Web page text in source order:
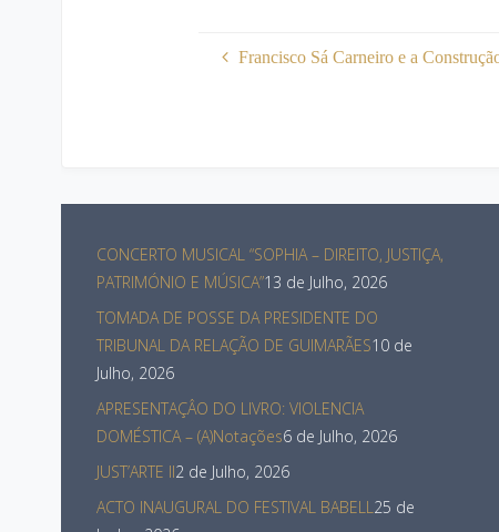
Francisco Sá Carneiro e a
CONCERTO MUSICAL “SOPHIA – DIREITO, JUSTIÇA,
PATRIMÓNIO E MÚSICA”13 de Julho, 2026
TOMADA DE POSSE DA PRESIDENTE DO
TRIBUNAL DA RELAÇÃO DE GUIMARÃES10 de
Julho, 2026
APRESENTAÇÂO DO LIVRO: VIOLENCIA
DOMÉSTICA – (A)Notações6 de Julho, 2026
JUST’ARTE II2 de Julho, 2026
ACTO INAUGURAL DO FESTIVAL BABELL25 de